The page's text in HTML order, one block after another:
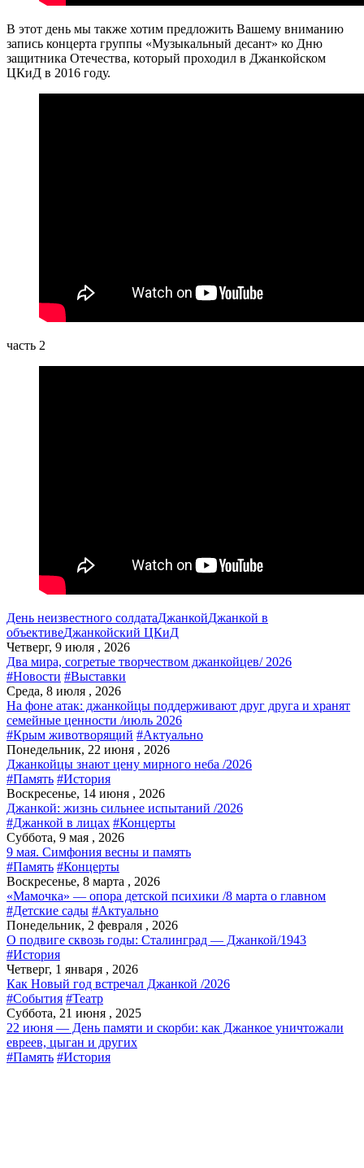
В этот день мы также хотим предложить Вашему вниманию
запись концерта группы «Музыкальный десант» ко Дню
защитника Отечества, который проходил в Джанкойском
ЦКиД в 2016 году.
часть 2
День неизвестного солдатаДжанкойДжанкой в
объективеДжанкойский ЦКиД
Четверг, 9 июля , 2026
Два мира, согретые творчеством джанкойцев/ 2026
#Новости #Выставки
Среда, 8 июля , 2026
На фоне атак: джанкойцы поддерживают друг друга и хранят
семейные ценности /июль 2026
#Крым животворящий #Актуально
Понедельник, 22 июня , 2026
Джанкойцы знают цену мирного неба /2026
#Память #История
Воскресенье, 14 июня , 2026
Джанкой: жизнь сильнее испытаний /2026
#Джанкой в лицах #Концерты
Суббота, 9 мая , 2026
9 мая. Симфония весны и память
#Память #Концерты
Воскресенье, 8 марта , 2026
«Мамочка» — опора детской психики /8 марта о главном
#Детские сады #Актуально
Понедельник, 2 февраля , 2026
О подвиге сквозь годы: Сталинград — Джанкой/1943
#История
Четверг, 1 января , 2026
Как Новый год встречал Джанкой /2026
#События #Театр
Суббота, 21 июня , 2025
22 июня — День памяти и скорби: как Джанкое уничтожали
евреев, цыган и других
#Память #История